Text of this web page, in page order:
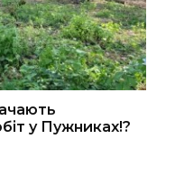
у Пужниках!?